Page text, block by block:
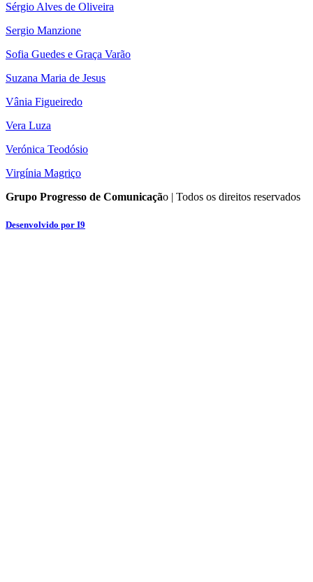
Sérgio Alves de Oliveira
Sergio Manzione
Sofia Guedes e Graça Varão
Suzana Maria de Jesus
Vânia Figueiredo
Vera Luza
Verónica Teodósio
Virgínia Magriço
Grupo Progresso de Comunicação | Todos os direitos reservados
Desenvolvido por I9